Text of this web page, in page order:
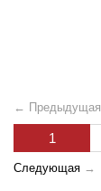
← Предыдущая
1
Следующая →